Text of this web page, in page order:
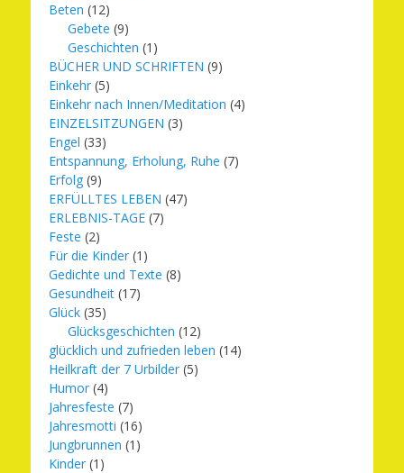
Beten (12)
Gebete (9)
Geschichten (1)
BÜCHER UND SCHRIFTEN (9)
Einkehr (5)
Einkehr nach Innen/Meditation (4)
EINZELSITZUNGEN (3)
Engel (33)
Entspannung, Erholung, Ruhe (7)
Erfolg (9)
ERFÜLLTES LEBEN (47)
ERLEBNIS-TAGE (7)
Feste (2)
Für die Kinder (1)
Gedichte und Texte (8)
Gesundheit (17)
Glück (35)
Glücksgeschichten (12)
glücklich und zufrieden leben (14)
Heilkraft der 7 Urbilder (5)
Humor (4)
Jahresfeste (7)
Jahresmotti (16)
Jungbrunnen (1)
Kinder (1)